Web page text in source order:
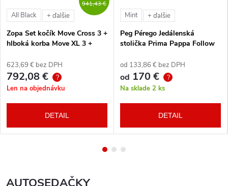
941,43 €
All Black + ďalšie
Zopa Set kočík Move Cross 3 +
hlboká korba Move XL 3 +
vlastného výberu + báza
623,69 € bez DPH
792,08 € ?
Len na objednávku
DETAIL
Mint + ďalšie
Peg Pérego Jedálenská
stolička Prima Pappa Follow
od 133,86 € bez DPH
od 170 € ?
Na sklade 2 ks
DETAIL
AUTOSEDAČKY